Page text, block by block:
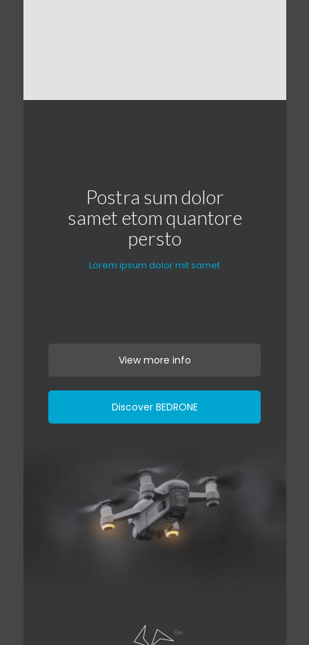
Postra sum dolor
samet etom quantore
persto
Lorem ipsum dolor mit samet
View more info
Discover BEDRONE